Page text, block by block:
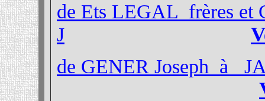
de Ets LEGAL frères
J
de GENER Joseph à